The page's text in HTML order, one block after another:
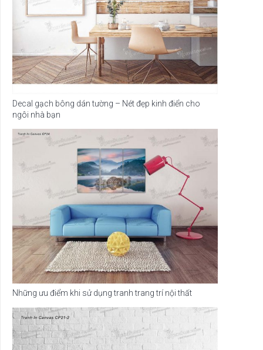
Decal gạch bông dán tường – Nét đẹp kinh điển cho
ngôi nhà bạn
Những ưu điểm khi sử dụng tranh trang trí nội thất